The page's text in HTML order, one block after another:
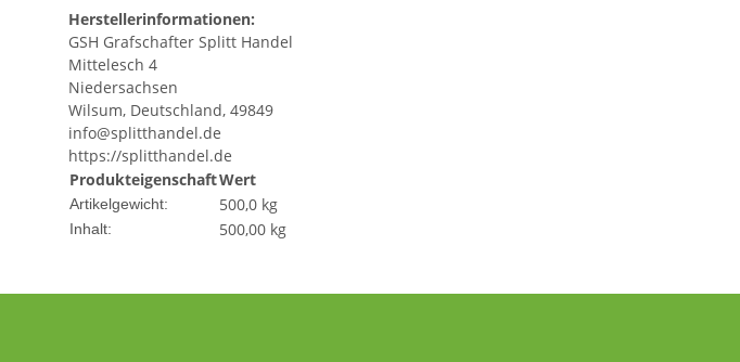
Herstellerinformationen:
GSH Grafschafter Splitt Handel
Mittelesch 4
Niedersachsen
Wilsum, Deutschland, 49849
info@splitthandel.de
https://splitthandel.de
ProdukteigenschaftWert
Artikelgewicht: 500,0 kg
Inhalt: 500,00 kg